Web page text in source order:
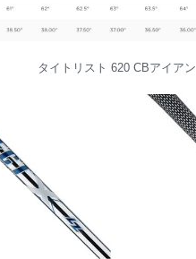
タイトリスト 620 CBアイアン